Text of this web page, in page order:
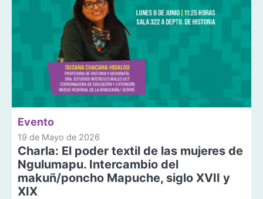
Evento
19 de Mayo de 2026
Charla: El poder textil de las mujeres de
Ngulumapu. Intercambio del
makuñ/poncho Mapuche, siglo XVII y
XIX